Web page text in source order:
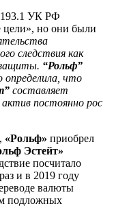
193.1 УК РФ
цели», но они были
следствия как
защиты. “Рольф”
определила, что
составляет
постоянно рос
«Рольф» приобрел
Эстейт»
посчитало
и в 2019 году
валюты
подложных